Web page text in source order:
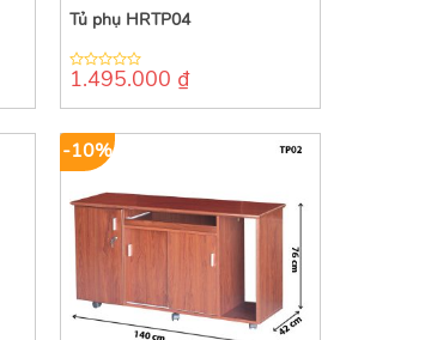
Tủ phụ HRTP04
0
of
1.495.000 ₫
-10%